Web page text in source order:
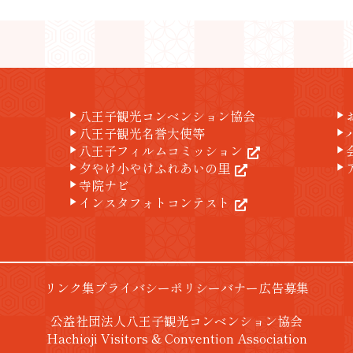
play_arrow 八王子観光コンベンション協会
play_arrow 八王子観光名誉大使等
play_arrow 八王子フィルムコミッション
play_arrow 夕やけ小やけふれあいの里
play_arrow 寺院ナビ
play_arrow インスタフォトコンテスト
play_arrow
play_arrow
play_arrow
play_arrow
リンク集プライバシーポリシーバナー広告募集
公益社団法人八王子観光コンベンション協会
Hachioji Visitors & Convention Association